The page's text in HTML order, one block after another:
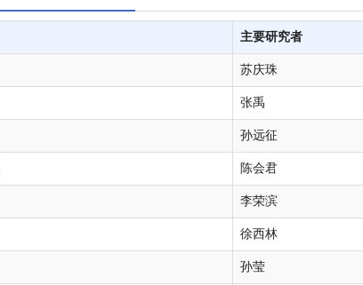
主要研究者
苏庆珠
张禹
孙远征
陈会君
李荣滨
徐西林
孙莹